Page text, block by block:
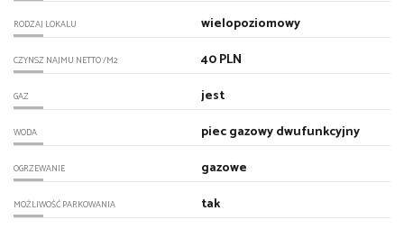
RODZAJ LOKALU wielopoziomowy
CZYNSZ NAJMU NETTO /M2 40 PLN
GAZ jest
WODA piec gazowy dwufunkcyjny
OGRZEWANIE gazowe
MOŻLIWOŚĆ PARKOWANIA tak